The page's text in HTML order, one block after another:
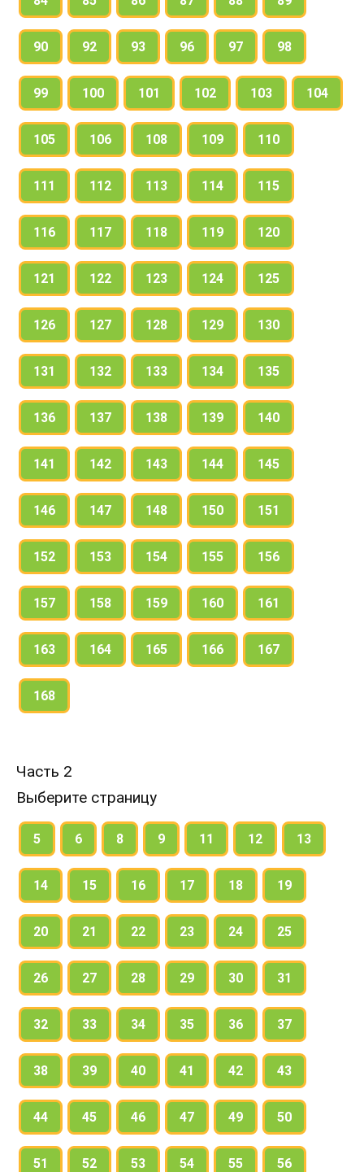
90 92 93 96 97 98
99 100 101 102 103 104
105 106 108 109 110
111 112 113 114 115
116 117 118 119 120
121 122 123 124 125
126 127 128 129 130
131 132 133 134 135
136 137 138 139 140
141 142 143 144 145
146 147 148 150 151
152 153 154 155 156
157 158 159 160 161
163 164 165 166 167
168
Часть 2
Выберите страницу
5 6 8 9 11 12 13
14 15 16 17 18 19
20 21 22 23 24 25
26 27 28 29 30 31
32 33 34 35 36 37
38 39 40 41 42 43
44 45 46 47 49 50
51 52 53 54 55 56